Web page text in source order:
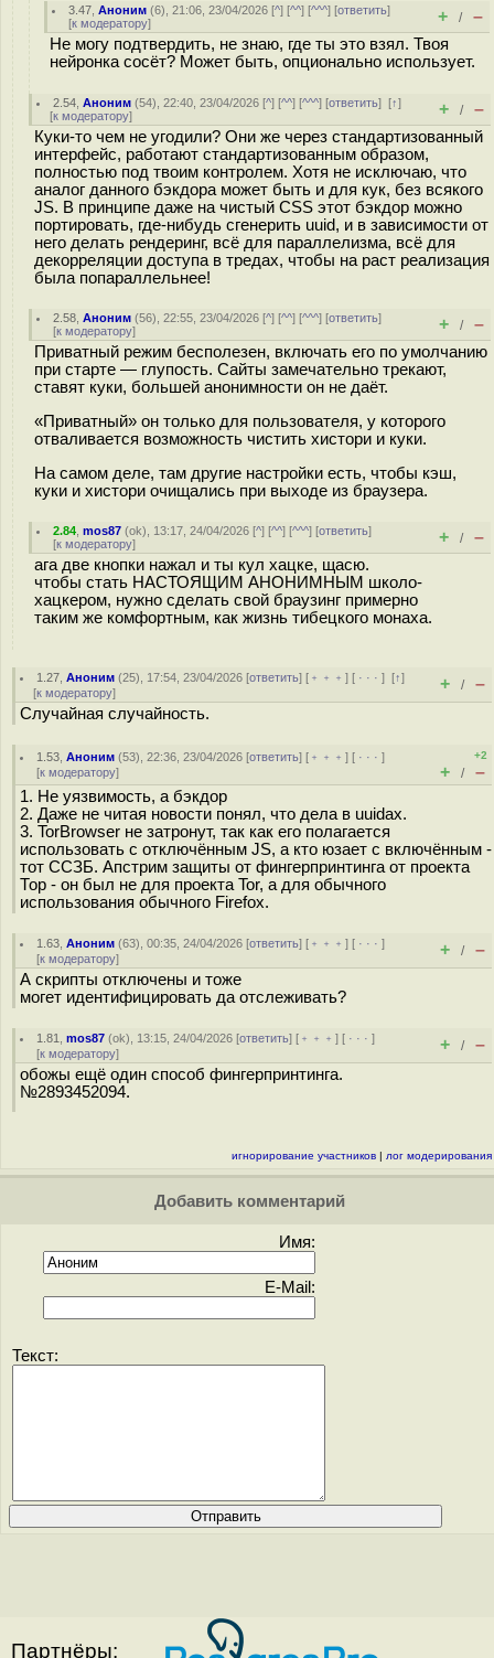
3.47 ,Аноним (6), 21:06, 23/04/2026 [^] [^^] [^^^] [ответить]
[к модератору] + / –
Не могу подтвердить, не знаю, где ты это взял. Твоя
нейронка сосёт? Может быть, опционально использует.
2.54 ,Аноним (54), 22:40, 23/04/2026 [^] [^^] [^^^] [ответить][↑]
[к модератору] + / –
Куки-то чем не угодили? Они же через стандартизованный
интерфейс, работают стандартизованным образом,
полностью под твоим контролем. Хотя не исключаю, что
аналог данного бэкдора может быть и для кук, без всякого
JS. В принципе даже на чистый CSS этот бэкдор можно
портировать, где-нибудь сгенерить uuid, и в зависимости от
него делать рендеринг, всё для параллелизма, всё для
декорреляции доступа в тредах, чтобы на раст реализация
была попараллельнее!
2.58 ,Аноним (56), 22:55, 23/04/2026 [^] [^^] [^^^] [ответить]
[к модератору] + / –
Приватный режим бесполезен, включать его по умолчанию
при старте — глупость. Сайты замечательно трекают,
ставят куки, большей анонимности он не даёт.
«Приватный» он только для пользователя, у которого
отваливается возможность чистить хистори и куки.
На самом деле, там другие настройки есть, чтобы кэш,
куки и хистори очищались при выходе из браузера.
2.84 ,mos87 (ok), 13:17, 24/04/2026 [^] [^^] [^^^] [ответить]
[к модератору] + / –
ага две кнопки нажал и ты кул хацке, щасю.
чтобы стать НАСТОЯЩИМ АНОНИМНЫМ школо-
хацкером, нужно сделать свой браузинг примерно
таким же комфортным, как жизнь тибецкого монаха.
1.27 ,Аноним (25), 17:54, 23/04/2026 [ответить] [ ﹢﹢﹢] [ · · ·][↑]
[к модератору] + / –
Случайная случайность.
1.53 ,Аноним (53), 22:36, 23/04/2026 [ответить] [ ﹢﹢﹢] [ · · ·]
[к модератору]
+2
+ / –
1. Не уязвимость, а бэкдор
2. Даже не читая новости понял, что дела в uuidах.
3. TorBrowser не затронут, так как его полагается
использовать с отключённым JS, а кто юзает с включённым -
тот ССЗБ. Апстрим защиты от фингерпринтинга от проекта
Тор - он был не для проекта Tor, а для обычного
использования обычного Firefox.
1.63 ,Аноним (63), 00:35, 24/04/2026 [ответить] [ ﹢﹢﹢] [ · · ·]
[к модератору] + / –
А скрипты отключены и тоже
могет идентифицировать да отслеживать?
1.81 ,mos87 (ok), 13:15, 24/04/2026 [ответить] [ ﹢﹢﹢] [ · · ·]
[к модератору] + / –
обожы ещё один способ фингерпринтинга.
№2893452094.
игнорирование участников | лог модерирования
Добавить комментарий
Имя:
E-Mail:
Текст:
Партнёры: